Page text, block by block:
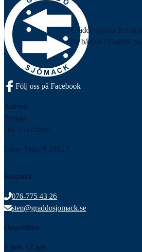
Gräddö Sjömack
för båtfolk i Gräddö
Följ oss på Facebook
Adress
Brygga
760 15 Gräddö
Läge: 5946 N 1902 E
Kontakt
076-775 43 26
sten@graddosjomack.se
Öppettider
1 jun- 12 jun